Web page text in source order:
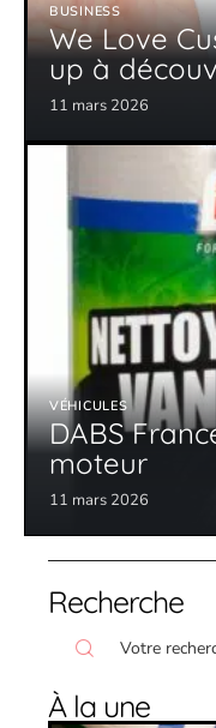
BUSINESS
We Love
up à
11 mars 2026
VÉHICULES
DABS
moteur
11 mars 2026
Recherche
À la une